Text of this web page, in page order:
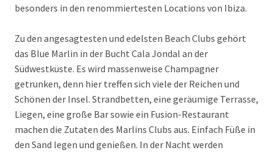
besonders in den renommiertesten Locations von Ibiza.
Zu den angesagtesten und edelsten Beach Clubs gehört
das Blue Marlin in der Bucht Cala Jondal an der
Südwestküste. Es wird massenweise Champagner
getrunken, denn hier treffen sich viele der Reichen und
Schönen der Insel. Strandbetten, eine geräumige Terrasse,
Liegen, eine große Bar sowie ein Fusion-Restaurant
machen die Zutaten des Marlins Clubs aus. Einfach Füße in
den Sand legen und genießen. In der Nacht werden